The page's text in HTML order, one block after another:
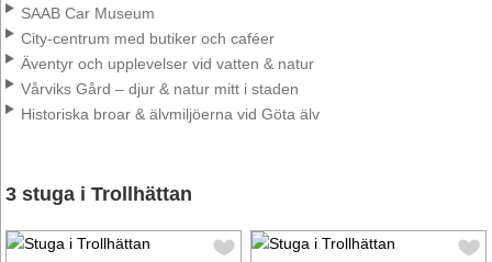
SAAB Car Museum
City‑centrum med butiker och caféer
Äventyr och upplevelser vid vatten & natur
Vårviks Gård – djur & natur mitt i staden
Historiska broar & älvmiljöerna vid Göta älv
3 stuga i Trollhättan